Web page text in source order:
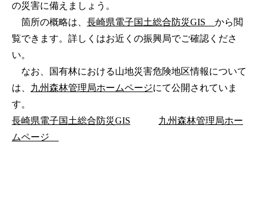
の災害に備えましょう。
箇所の概略は、 長崎県電子国土総合防災GIS から閲
覧できます。詳しくはお近くの振興局でご確認くださ
い。
なお、国有林における山地災害危険地区情報について
は、 九州森林管理局ホームページにて公開されていま
す。
長崎県電子国土総合防災GIS
九州森林管理局ホー
ムページ